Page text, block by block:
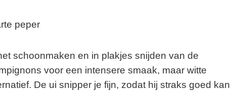
peper
schoonmaken en in plakjes snijden van de
voor een intensere smaak, maar witte
De ui snipper je fijn, zodat hij straks goed kan